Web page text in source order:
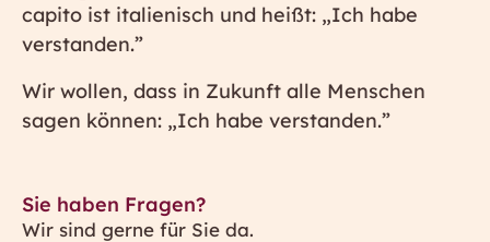
capito ist italienisch und heißt: „Ich habe
verstanden.”
Wir wollen, dass in Zukunft alle Menschen
sagen können: „Ich habe verstanden.”
Sie haben Fragen?
Wir sind gerne für Sie da.